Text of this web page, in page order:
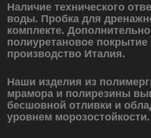
Наличие технического
воды. Пробка для
комплекте.
полиуретановое
производство Италия.
Наши изделия из
мрамора и полирезины
бесшовной отливки и
уровнем морозостойкости.